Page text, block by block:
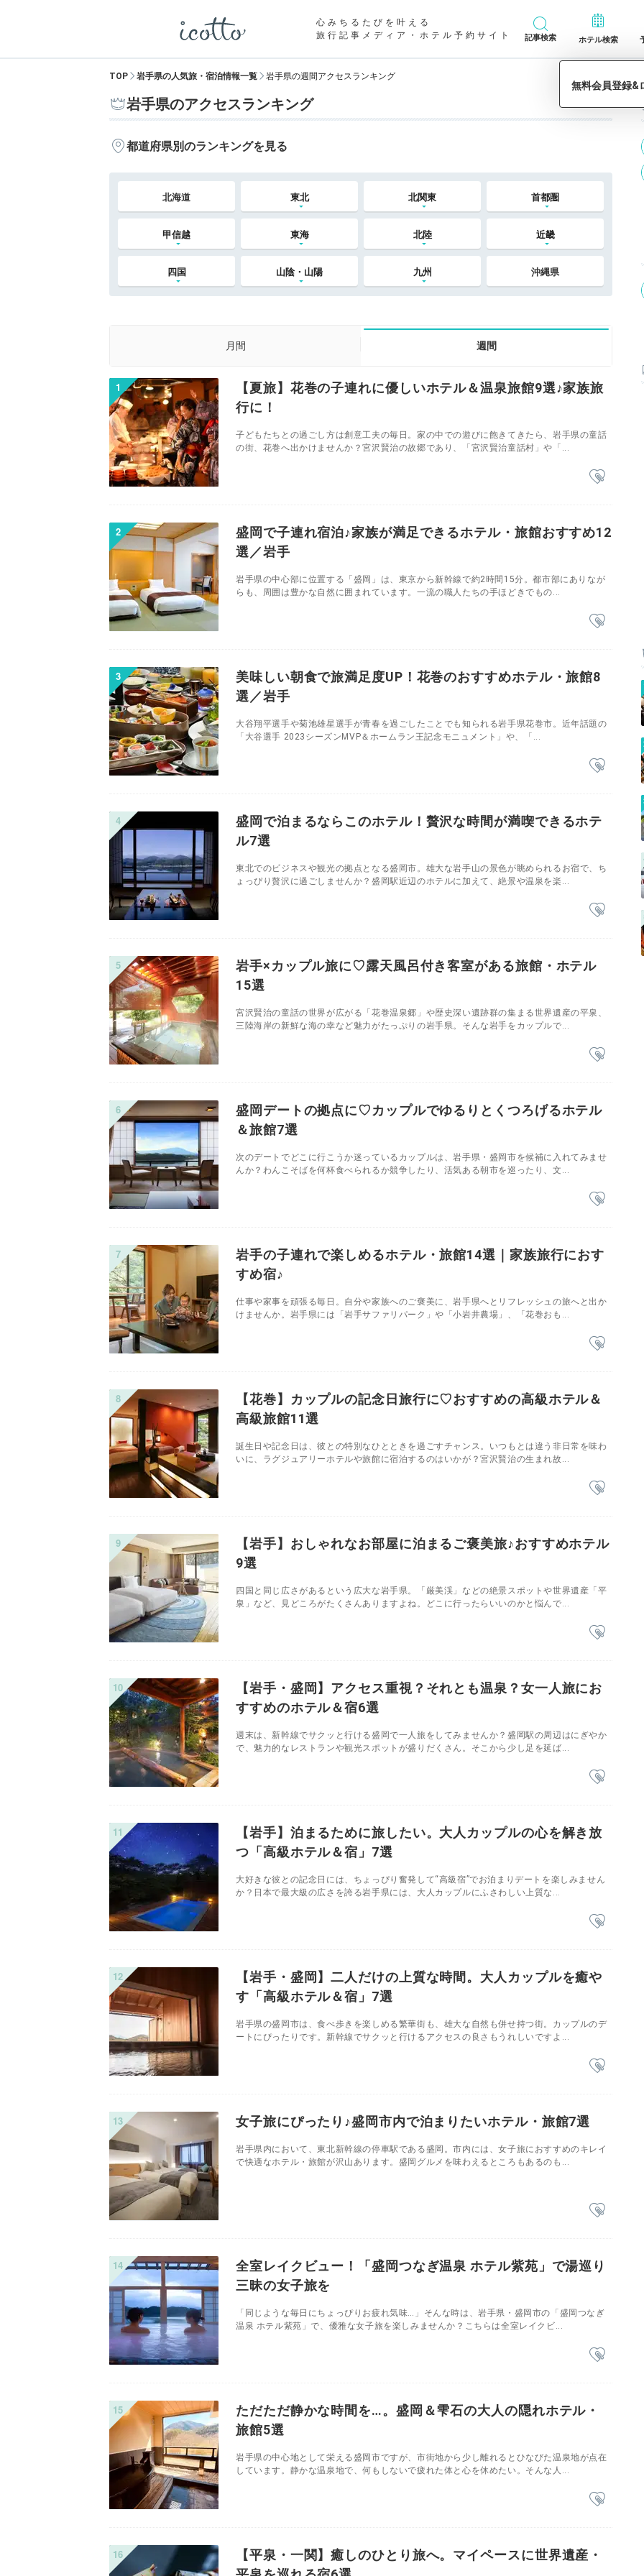
心みちるたびを叶える
旅行記事メディア・ホテル予約サイト
記事検索 ホテル検索
TOP 岩手県の人気旅・宿泊情報一覧 岩手県の週間アクセスランキング
岩手県のアクセスランキング
都道府県別のランキングを見る
北海道 東北 北関東 首都圏
甲信越 東海 北陸 近畿
四国 山陰・山陽 九州 沖縄県
月間 週間
【夏旅】花巻の子連れに優しいホテル＆温泉旅館9選♪家族旅
行に！
子どもたちとの過ごし方は創意工夫の毎日。家の中での遊びに飽きてきたら、岩手県の童話
の街、花巻へ出かけませんか？宮沢賢治の故郷であり、「宮沢賢治童話村」や「...
盛岡で子連れ宿泊♪家族が満足できるホテル・旅館おすすめ12
選／岩手
岩手県の中心部に位置する「盛岡」は、東京から新幹線で約2時間15分。都市部にありなが
らも、周囲は豊かな自然に囲まれています。一流の職人たちの手ほどきでもの...
美味しい朝食で旅満足度UP！花巻のおすすめホテル・旅館8
選／岩手
大谷翔平選手や菊池雄星選手が青春を過ごしたことでも知られる岩手県花巻市。近年話題の
「大谷選手 2023シーズンMVP＆ホームラン王記念モニュメント」や、「...
盛岡で泊まるならこのホテル！贅沢な時間が満喫できるホテ
ル7選
東北でのビジネスや観光の拠点となる盛岡市。雄大な岩手山の景色が眺められるお宿で、ち
ょっぴり贅沢に過ごしませんか？盛岡駅近辺のホテルに加えて、絶景や温泉を楽...
岩手×カップル旅に♡露天風呂付き客室がある旅館・ホテル
15選
宮沢賢治の童話の世界が広がる「花巻温泉郷」や歴史深い遺跡群の集まる世界遺産の平泉、
三陸海岸の新鮮な海の幸など魅力がたっぷりの岩手県。そんな岩手をカップルで...
盛岡デートの拠点に♡カップルでゆるりとくつろげるホテル
＆旅館7選
次のデートでどこに行こうか迷っているカップルは、岩手県・盛岡市を候補に入れてみませ
んか？わんこそばを何杯食べられるか競争したり、活気ある朝市を巡ったり、文...
岩手の子連れで楽しめるホテル・旅館14選｜家族旅行におす
すめ宿♪
仕事や家事を頑張る毎日。自分や家族へのご褒美に、岩手県へとリフレッシュの旅へと出か
けませんか。岩手県には「岩手サファリパーク」や「小岩井農場」、「花巻おも...
【花巻】カップルの記念日旅行に♡おすすめの高級ホテル＆
高級旅館11選
誕生日や記念日は、彼との特別なひとときを過ごすチャンス。いつもとは違う非日常を味わ
いに、ラグジュアリーホテルや旅館に宿泊するのはいかが？宮沢賢治の生まれ故...
【岩手】おしゃれなお部屋に泊まるご褒美旅♪おすすめホテル
9選
四国と同じ広さがあるという広大な岩手県。「厳美渓」などの絶景スポットや世界遺産「平
泉」など、見どころがたくさんありますよね。どこに行ったらいいのかと悩んで...
【岩手・盛岡】アクセス重視？それとも温泉？女一人旅にお
すすめのホテル＆宿6選
週末は、新幹線でサクッと行ける盛岡で一人旅をしてみませんか？盛岡駅の周辺はにぎやか
で、魅力的なレストランや観光スポットが盛りだくさん。そこから少し足を延ば...
【岩手】泊まるために旅したい。大人カップルの心を解き放
つ「高級ホテル＆宿」7選
大好きな彼との記念日には、ちょっぴり奮発して“高級宿”でお泊まりデートを楽しみません
か？日本で最大級の広さを誇る岩手県には、大人カップルにふさわしい上質な...
【岩手・盛岡】二人だけの上質な時間。大人カップルを癒や
す「高級ホテル＆宿」7選
岩手県の盛岡市は、食べ歩きを楽しめる繁華街も、雄大な自然も併せ持つ街。カップルのデ
ートにぴったりです。新幹線でサクッと行けるアクセスの良さもうれしいですよ...
女子旅にぴったり♪盛岡市内で泊まりたいホテル・旅館7選
岩手県内において、東北新幹線の停車駅である盛岡。市内には、女子旅におすすめのキレイ
で快適なホテル・旅館が沢山あります。盛岡グルメを味わえるところもあるのも...
全室レイクビュー！「盛岡つなぎ温泉 ホテル紫苑」で湯巡り
三昧の女子旅を
「同じような毎日にちょっぴりお疲れ気味…」そんな時は、岩手県・盛岡市の「盛岡つなぎ
温泉 ホテル紫苑」で、優雅な女子旅を楽しみませんか？こちらは全室レイクビ...
ただただ静かな時間を…。盛岡＆雫石の大人の隠れホテル・
旅館5選
岩手県の中心地として栄える盛岡市ですが、市街地から少し離れるとひなびた温泉地が点在
しています。静かな温泉地で、何もしないで疲れた体と心を休めたい。そんな人...
【平泉・一関】癒しのひとり旅へ。マイペースに世界遺産・